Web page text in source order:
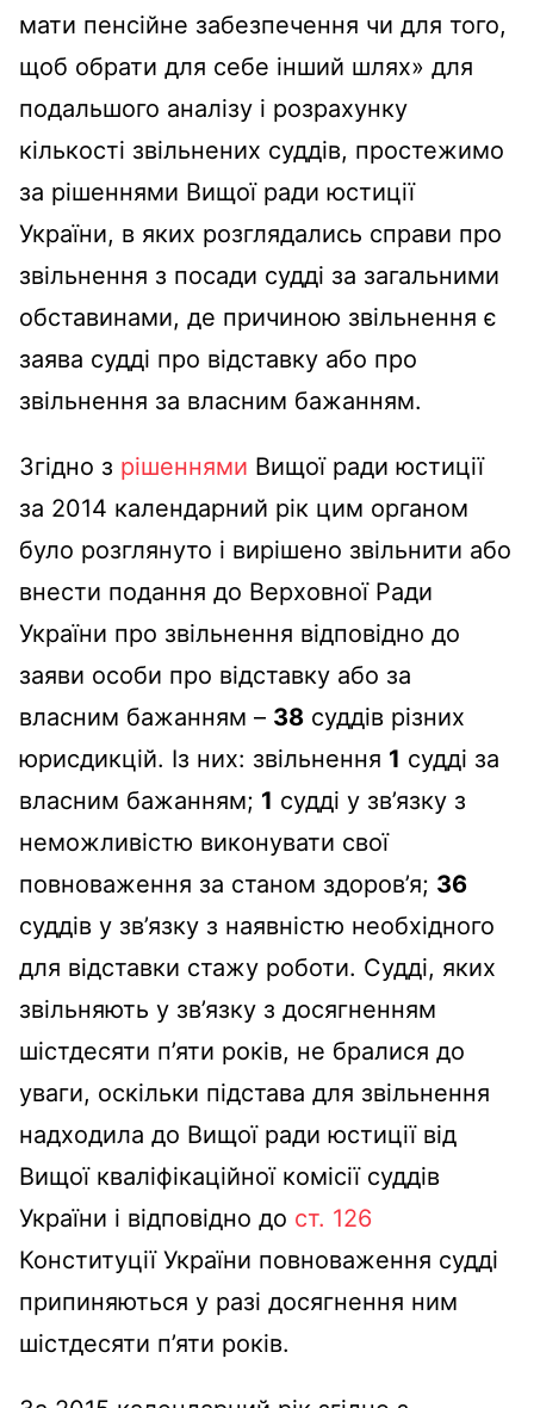
мати пенсійне забезпечення чи для того,
щоб обрати для себе інший шлях» для
подальшого аналізу і розрахунку
кількості звільнених суддів, простежимо
за рішеннями Вищої ради юстиції
України, в яких розглядались справи про
звільнення з посади судді за загальними
обставинами, де причиною звільнення є
заява судді про відставку або про
звільнення за власним бажанням.
Згідно з рішеннями Вищої ради юстиції
за 2014 календарний рік цим органом
було розглянуто і вирішено звільнити або
внести подання до Верховної Ради
України про звільнення відповідно до
заяви особи про відставку або за
власним бажанням – 38 суддів різних
юрисдикцій. Із них: звільнення 1 судді за
власним бажанням; 1 судді у зв’язку з
неможливістю виконувати свої
повноваження за станом здоров’я; 36
суддів у зв’язку з наявністю необхідного
для відставки стажу роботи. Судді, яких
звільняють у зв’язку з досягненням
шістдесяти п’яти років, не бралися до
уваги, оскільки підстава для звільнення
надходила до Вищої ради юстиції від
Вищої кваліфікаційної комісії суддів
України і відповідно до ст. 126
Конституції України повноваження судді
припиняються у разі досягнення ним
шістдесяти п’яти років.